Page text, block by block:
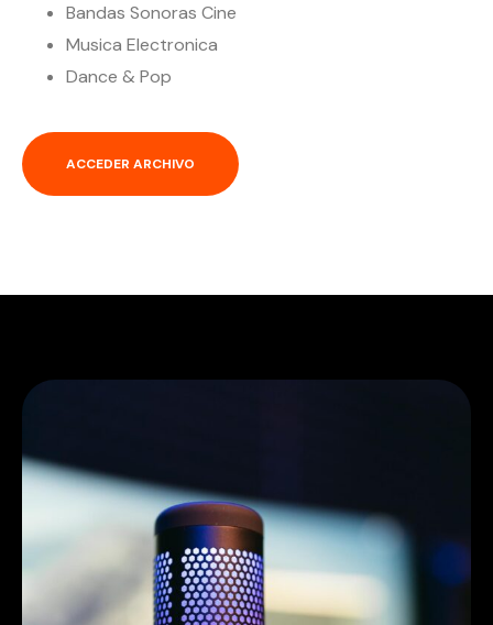
Bandas Sonoras Cine
Musica Electronica
Dance & Pop
ACCEDER ARCHIVO